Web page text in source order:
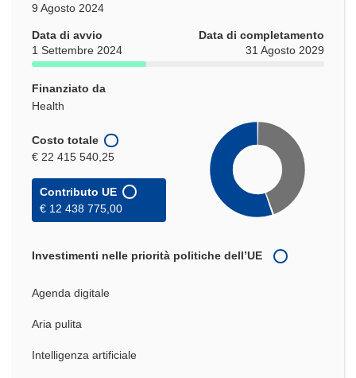
9 Agosto 2024
Data di avvio
1 Settembre 2024
Data di completamento
31 Agosto 2029
Finanziato da
Health
Costo totale
€ 22 415 540,25
Contributo UE
€ 12 438 775,00
Investimenti nelle priorità politiche dell’UE
Agenda digitale
Aria pulita
Intelligenza artificiale